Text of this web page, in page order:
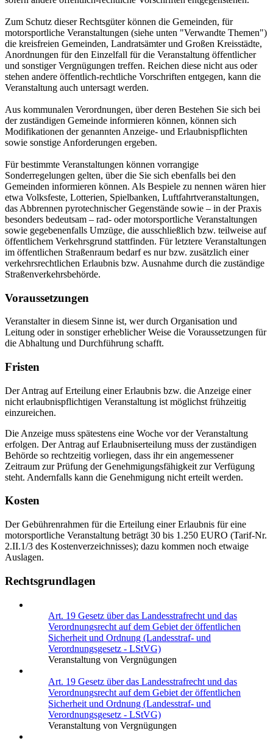
Zum Schutz dieser Rechtsgüter können die Gemeinden, für
motorsportliche Veranstaltungen (siehe unten "Verwandte Themen")
die kreisfreien Gemeinden, Landratsämter und Großen Kreisstädte,
Anordnungen für den Einzelfall für die Veranstaltung öffentlicher
und sonstiger Vergnügungen treffen. Reichen diese nicht aus oder
stehen andere öffentlich-rechtliche Vorschriften entgegen, kann die
Veranstaltung auch untersagt werden.
Aus kommunalen Verordnungen, über deren Bestehen Sie sich bei
der zuständigen Gemeinde informieren können, können sich
Modifikationen der genannten Anzeige- und Erlaubnispflichten
sowie sonstige Anforderungen ergeben.
Für bestimmte Veranstaltungen können vorrangige
Sonderregelungen gelten, über die Sie sich ebenfalls bei den
Gemeinden informieren können. Als Bespiele zu nennen wären hier
etwa Volksfeste, Lotterien, Spielbanken, Luftfahrtveranstaltungen,
das Abbrennen pyrotechnischer Gegenstände sowie – in der Praxis
besonders bedeutsam – rad- oder motorsportliche Veranstaltungen
sowie gegebenenfalls Umzüge, die ausschließlich bzw. teilweise auf
öffentlichem Verkehrsgrund stattfinden. Für letztere Veranstaltungen
im öffentlichen Straßenraum bedarf es nur bzw. zusätzlich einer
verkehrsrechtlichen Erlaubnis bzw. Ausnahme durch die zuständige
Straßenverkehrsbehörde.
Voraussetzungen
Veranstalter in diesem Sinne ist, wer durch Organisation und
Leitung oder in sonstiger erheblicher Weise die Voraussetzungen für
die Abhaltung und Durchführung schafft.
Fristen
Der Antrag auf Erteilung einer Erlaubnis bzw. die Anzeige einer
nicht erlaubnispflichtigen Veranstaltung ist möglichst frühzeitig
einzureichen.
Die Anzeige muss spätestens eine Woche vor der Veranstaltung
erfolgen. Der Antrag auf Erlaubniserteilung muss der zuständigen
Behörde so rechtzeitig vorliegen, dass ihr ein angemessener
Zeitraum zur Prüfung der Genehmigungsfähigkeit zur Verfügung
steht. Andernfalls kann die Genehmigung nicht erteilt werden.
Kosten
Der Gebührenrahmen für die Erteilung einer Erlaubnis für eine
motorsportliche Veranstaltung beträgt 30 bis 1.250 EURO (Tarif-Nr.
2.II.1/3 des Kostenverzeichnisses); dazu kommen noch etwaige
Auslagen.
Rechtsgrundlagen
Art. 19 Gesetz über das Landesstrafrecht und das
Verordnungsrecht auf dem Gebiet der öffentlichen
Sicherheit und Ordnung (Landesstraf- und
Verordnungsgesetz - LStVG)
Veranstaltung von Vergnügungen
Art. 19 Gesetz über das Landesstrafrecht und das
Verordnungsrecht auf dem Gebiet der öffentlichen
Sicherheit und Ordnung (Landesstraf- und
Verordnungsgesetz - LStVG)
Veranstaltung von Vergnügungen